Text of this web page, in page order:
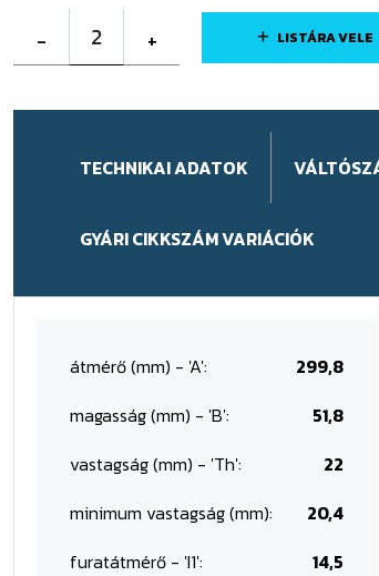
- 2 + LISTÁRA VELE
TECHNIKAI ADATOK
GYÁRI CIKKSZÁM VARIÁCIÓK
átmérő (mm) - 'A':
299,8
magasság (mm) - 'B':
51,8
vastagság (mm) - 'Th':
22
minimum vastagság (mm):
20,4
furatátmérő - 'I1':
14,5